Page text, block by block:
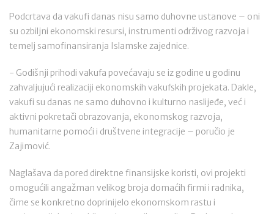
Podcrtava da vakufi danas nisu samo duhovne ustanove – oni
su ozbiljni ekonomski resursi, instrumenti održivog razvoja i
temelj samofinansiranja Islamske zajednice.
- Godišnji prihodi vakufa povećavaju se iz godine u godinu
zahvaljujući realizaciji ekonomskih vakufskih projekata. Dakle,
vakufi su danas ne samo duhovno i kulturno naslijeđe, već i
aktivni pokretači obrazovanja, ekonomskog razvoja,
humanitarne pomoći i društvene integracije – poručio je
Zajimović.
Naglašava da pored direktne finansijske koristi, ovi projekti
omogućili angažman velikog broja domaćih firmi i radnika,
čime se konkretno doprinijelo ekonomskom rastu i